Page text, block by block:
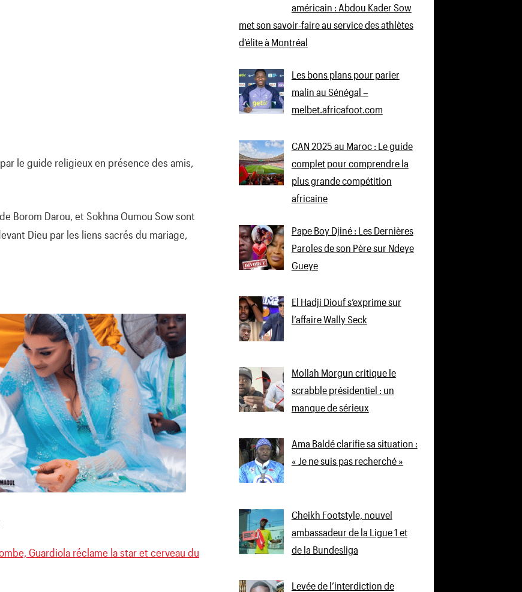
le guide religieux en présence des amis,
Borom Darou, et Sokhna Oumou Sow sont
Dieu par les liens sacrés du mariage,
Guardiola réclame la star et cerveau du
américain : Abdou Kader Sow
met son savoir-faire au service des athlètes
d’élite à Montréal
Les bons plans pour parier
malin au Sénégal –
melbet.africafoot.com
CAN 2025 au Maroc : Le guide
complet pour comprendre la
plus grande compétition
africaine
Pape Boy Djiné : Les Dernières
Paroles de son Père sur Ndeye
Gueye
El Hadji Diouf s’exprime sur
l’affaire Wally Seck
Mollah Morgun critique le
scrabble présidentiel : un
manque de sérieux
Ama Baldé clarifie sa situation :
« Je ne suis pas recherché »
Cheikh Footstyle, nouvel
ambassadeur de la Ligue 1 et
de la Bundesliga
Levée de l’interdiction de